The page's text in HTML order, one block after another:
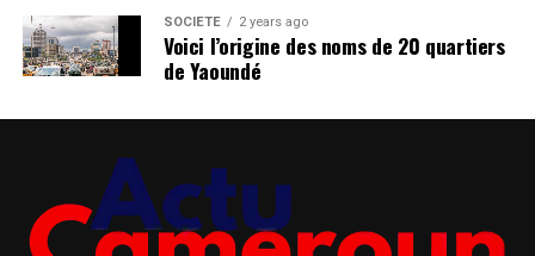
SOCIÉTÉ 2 years ago
Voici l’origine des noms de 20 quartiers
de Yaoundé